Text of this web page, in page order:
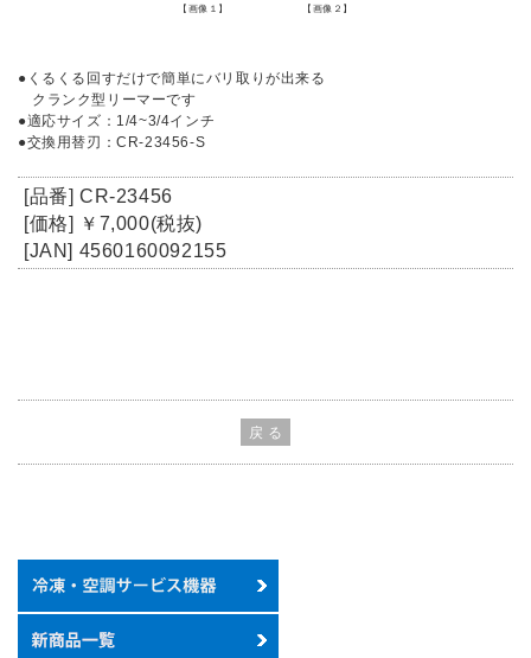
●くるくる回すだけで簡単にバリ取りが出来る
クランク型リーマーです
●適応サイズ：1/4~3/4インチ
●交換用替刃：CR-23456-S
[品番] CR-23456
[価格] ￥7,000(税抜)
[JAN] 4560160092155
【画像１】 【画像２】
戻 る